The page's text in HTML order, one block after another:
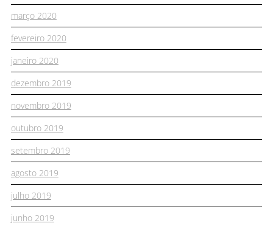
março 2020
fevereiro 2020
janeiro 2020
dezembro 2019
novembro 2019
outubro 2019
setembro 2019
agosto 2019
julho 2019
junho 2019